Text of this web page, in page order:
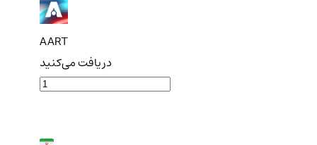
AART
دریافت می‌کنید